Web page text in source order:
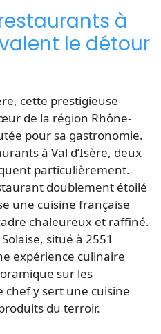
à
le détour
cette prestigieuse
de la région Rhône-
pour sa gastronomie.
à Val d’Isère, deux
particulièrement.
doublement étoilé
une cuisine française
chaleureux et raffiné.
situé à 2551
expérience culinaire
sur les
chef y sert une cuisine
du terroir.